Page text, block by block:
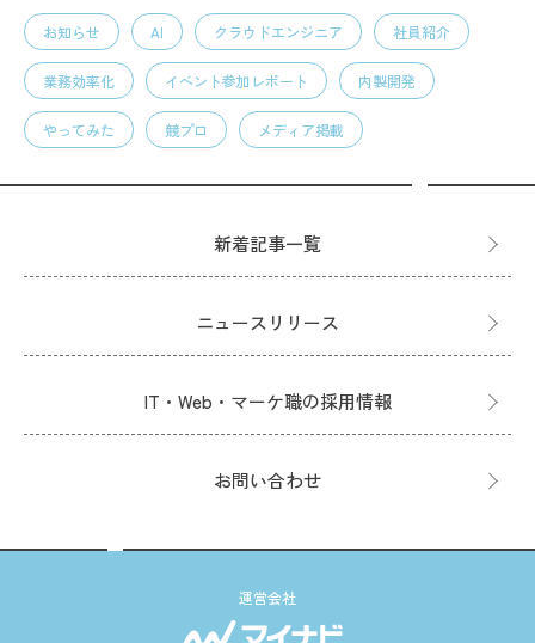
お知らせ AI クラウドエンジニア 社員紹介
業務効率化 イベント参加レポート 内製開発
やってみた 競プロ メディア掲載
新着記事一覧
ニュースリリース
IT・Web・マーケ職の採用情報
お問い合わせ
運営会社